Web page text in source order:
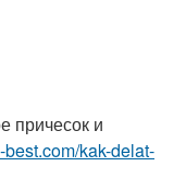
причесок и
kak-delat-